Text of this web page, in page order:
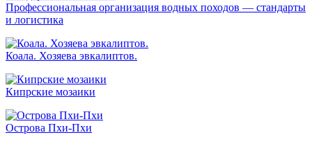
Профессиональная организация водных походов — стандарты
и логистика
Коала. Хозяева эвкалиптов.
Кипрские мозаики
Острова Пхи-Пхи